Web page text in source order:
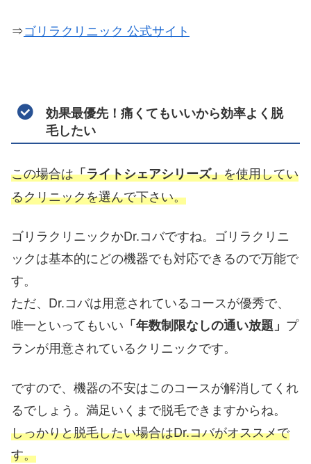
⇒ゴリラクリニック 公式サイト
効果最優先！痛くてもいいから効率よく脱
毛したい
この場合は「ライトシェアシリーズ」を使用してい
るクリニックを選んで下さい。
ゴリラクリニックかDr.コバですね。ゴリラクリニ
ックは基本的にどの機器でも対応できるので万能で
す。
ただ、Dr.コバは用意されているコースが優秀で、
唯一といってもいい 「年数制限なしの通い放題」 プ
ランが用意されているクリニックです。
ですので、機器の不安はこのコースが解消してくれ
るでしょう。満足いくまで脱毛できますからね。
しっかりと脱毛したい場合はDr.コバがオススメで
す。